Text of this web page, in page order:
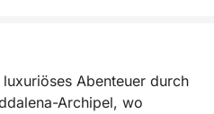
Abenteuer durch
Archipel, wo